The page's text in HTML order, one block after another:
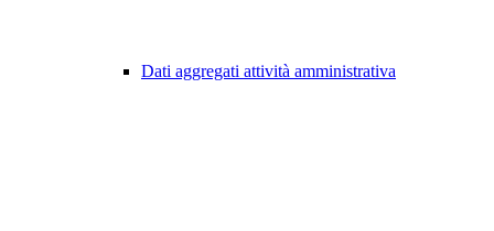
Dati aggregati attività amministrativa